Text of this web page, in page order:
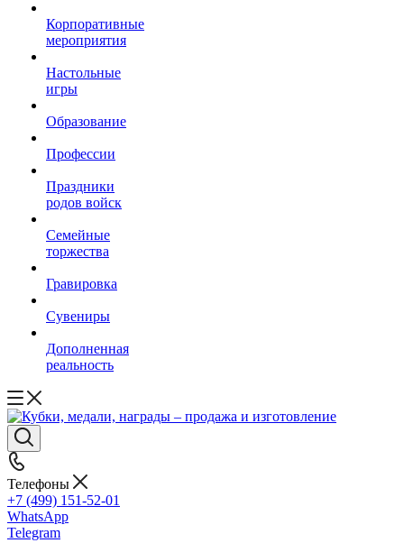
Корпоративные
мероприятия
Настольные
игры
Образование
Профессии
Праздники
родов войск
Семейные
торжества
Гравировка
Сувениры
Дополненная
реальность
Телефоны
+7 (499) 151-52-01
WhatsApp
Telegram